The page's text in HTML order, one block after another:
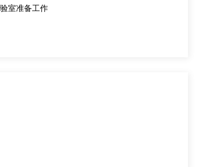
室准备工作